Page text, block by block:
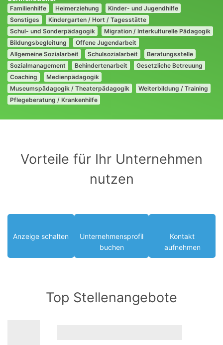
Familienhilfe Heimerziehung
Kinder- und Jugendhilfe
Sonstiges
Kindergarten / Hort / Tagesstätte
Schul- und Sonderpädagogik
Migration / Interkulturelle Pädagogik
Bildungsbegleitung
Offene Jugendarbeit
Allgemeine Sozialarbeit
Schulsozialarbeit
Beratungsstelle
Sozialmanagement
Behindertenarbeit
Gesetzliche Betreuung
Coaching
Medienpädagogik
Museumspädagogik / Theaterpädagogik
Weiterbildung / Training
Pflegeberatung / Krankenhilfe
Vorteile für Ihr Unternehmen
nutzen
Anzeige schalten
Unternehmensprofil
buchen
Kontakt
aufnehmen
Top Stellenangebote